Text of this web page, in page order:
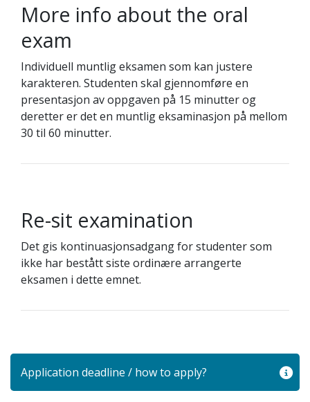
More info about the oral
exam
Individuell muntlig eksamen som kan justere
karakteren. Studenten skal gjennomføre en
presentasjon av oppgaven på 15 minutter og
deretter er det en muntlig eksaminasjon på mellom
30 til 60 minutter.
Re-sit examination
Det gis kontinuasjonsadgang for studenter som
ikke har bestått siste ordinære arrangerte
eksamen i dette emnet.
Application deadline / how to apply?